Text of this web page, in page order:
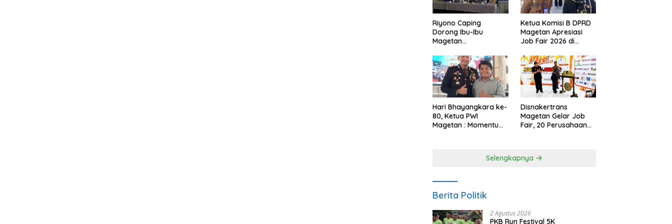
Riyono Caping
Dorong Ibu-Ibu
Magetan
Ikan, Perkuat Budaya
Gemar Makan Ikan
Ketua Komisi B DPRD
Magetan Apresiasi
Job Fair 2026 di
Anggaran
Hari Bhayangkara ke-
80, Ketua PWI
Magetan : Momentum
Disnakertrans
Magetan Gelar Job
Fair, 20 Perusahaan
Selengkapnya
Berita Politik
2 Agustus 2026
PKB Run Festival 5K